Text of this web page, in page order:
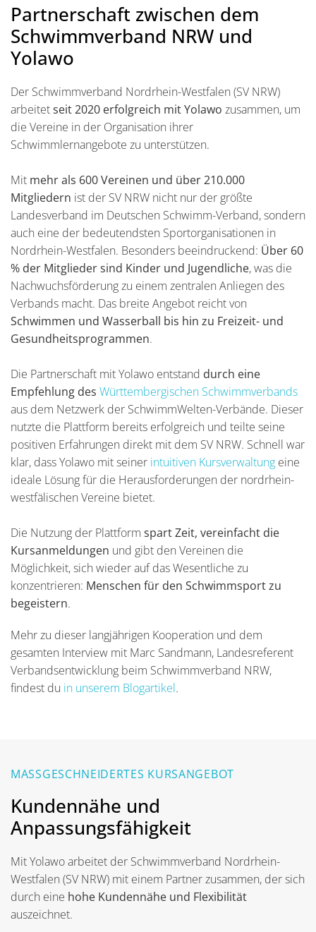
Partnerschaft zwischen dem
Schwimmverband NRW und
Yolawo
Der Schwimmverband Nordrhein-Westfalen (SV NRW)
arbeitetseit 2020 erfolgreich mit Yolawo zusammen, um
die Vereine in der Organisation ihrer
Schwimmlernangebote zu unterstützen.
Mit mehr als 600 Vereinen und über 210.000
Mitgliedern ist der SV NRW nicht nur der größte
Landesverband im Deutschen Schwimm-Verband, sondern
auch eine der bedeutendsten Sportorganisationen in
Nordrhein-Westfalen. Besonders beeindruckend: Über 60
% der Mitglieder sind Kinder und Jugendliche, was die
Nachwuchsförderung zu einem zentralen Anliegen des
Verbands macht. Das breite Angebot reicht von
Schwimmen und Wasserball bis hin zu Freizeit- und
Gesundheitsprogrammen.
Die Partnerschaft mit Yolawo entstand durch eine
Empfehlung des Württembergischen Schwimmverbands
aus dem Netzwerk der SchwimmWelten-Verbände. Dieser
nutzte die Plattform bereits erfolgreich und teilte seine
positiven Erfahrungen direkt mit dem SV NRW. Schnell war
klar, dass Yolawo mit seiner intuitiven Kursverwaltung eine
ideale Lösung für die Herausforderungen der nordrhein-
westfälischen Vereine bietet.
Die Nutzung der Plattform spart Zeit, vereinfacht die
Kursanmeldungen und gibt den Vereinen die
Möglichkeit, sich wieder auf das Wesentliche zu
konzentrieren: Menschen für den Schwimmsport zu
begeistern.
Mehr zu dieser langjährigen Kooperation und dem
gesamten Interview mit Marc Sandmann, Landesreferent
Verbandsentwicklung beim Schwimmverband NRW,
findest du in unserem Blogartikel.
MASSGESCHNEIDERTES KURSANGEBOT
Kundennähe und
Anpassungsfähigkeit
Mit Yolawo arbeitet der Schwimmverband Nordrhein-
Westfalen (SV NRW) mit einem Partner zusammen, der sich
durch eine hohe Kundennähe und Flexibilität
auszeichnet.